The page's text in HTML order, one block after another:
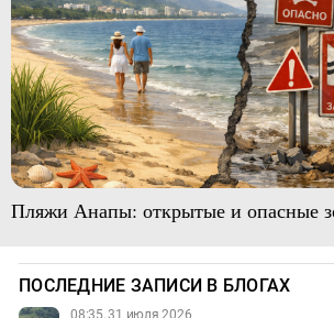
Пляжи Анапы: открытые и опасные
ПОСЛЕДНИЕ ЗАПИСИ В БЛОГАХ